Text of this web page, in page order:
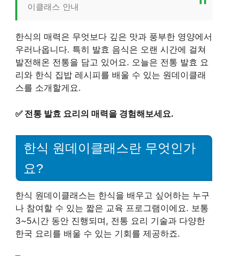
이클래스 안내
한식의 매력은 무엇보다 깊은 맛과 풍부한 영양에서
우러나옵니다. 특히 발효 음식은 오랜 시간에 걸쳐
발전해온 전통을 담고 있어요. 오늘은 전통 발효 요
리와 한식 집밥 레시피를 배울 수 있는 원데이클래
스를 소개할게요.
✅ 전통 발효 요리의 매력을 경험해보세요.
한식 원데이클래스란 무엇인가
요?
한식 원데이클래스는 한식을 배우고 싶어하는 누구
나 참여할 수 있는 짧은 교육 프로그램이에요. 보통
3~5시간 동안 진행되며, 전통 요리 기술과 다양한
한국 요리를 배울 수 있는 기회를 제공하죠.